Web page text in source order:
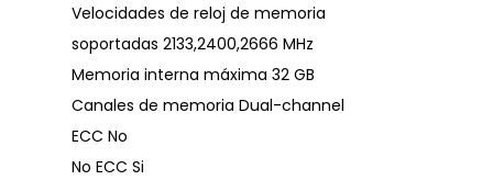
Velocidades de reloj de memoria
soportadas 2133,2400,2666 MHz
Memoria interna máxima 32 GB
Canales de memoria Dual-channel
ECC No
No ECC Si